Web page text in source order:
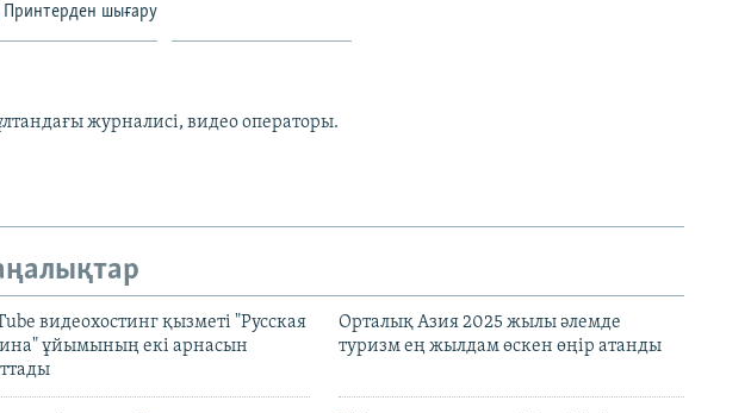
Принтерден шығару
журналисі, видео операторы.
видеохостинг қызметі "Русская
ұйымының екі арнасын
Орталық Азия 2025 жылы әлемде
туризм ең жылдам өскен өңір атанды